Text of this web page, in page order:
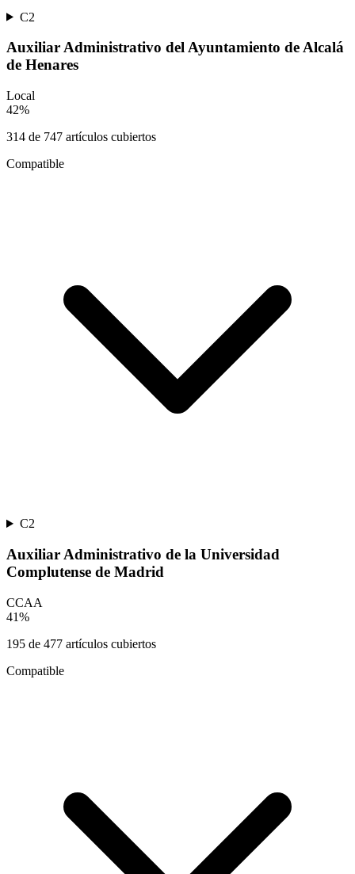
C2
Auxiliar Administrativo del Ayuntamiento de Alcalá
de Henares
Local
42%
314 de 747 artículos cubiertos
Compatible
C2
Auxiliar Administrativo de la Universidad
Complutense de Madrid
CCAA
41%
195 de 477 artículos cubiertos
Compatible